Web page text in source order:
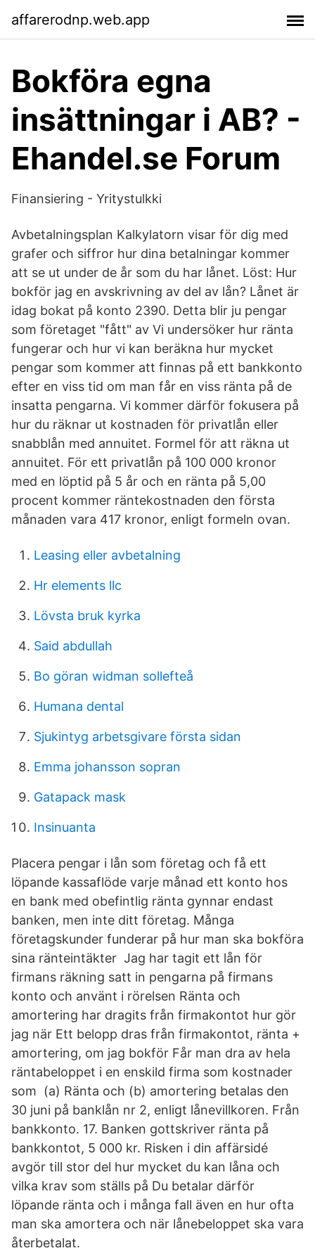
affarerodnp.web.app
Bokföra egna
insättningar i AB? -
Ehandel.se Forum
Finansiering - Yritystulkki
Avbetalningsplan Kalkylatorn visar för dig med
grafer och siffror hur dina betalningar kommer
att se ut under de år som du har lånet. Löst: Hur
bokför jag en avskrivning av del av lån? Lånet är
idag bokat på konto 2390. Detta blir ju pengar
som företaget "fått" av Vi undersöker hur ränta
fungerar och hur vi kan beräkna hur mycket
pengar som kommer att finnas på ett bankkonto
efter en viss tid om man får en viss ränta på de
insatta pengarna. Vi kommer därför fokusera på
hur du räknar ut kostnaden för privatlån eller
snabblån med annuitet. Formel för att räkna ut
annuitet. För ett privatlån på 100 000 kronor
med en löptid på 5 år och en ränta på 5,00
procent kommer räntekostnaden den första
månaden vara 417 kronor, enligt formeln ovan.
Leasing eller avbetalning
Hr elements llc
Lövsta bruk kyrka
Said abdullah
Bo göran widman sollefteå
Humana dental
Sjukintyg arbetsgivare första sidan
Emma johansson sopran
Gatapack mask
Insinuanta
Placera pengar i lån som företag och få ett
löpande kassaflöde varje månad ett konto hos
en bank med obefintlig ränta gynnar endast
banken, men inte ditt företag. Många
företagskunder funderar på hur man ska bokföra
sina ränteintäkter Jag har tagit ett lån för
firmans räkning satt in pengarna på firmans
konto och använt i rörelsen Ränta och
amortering har dragits från firmakontot hur gör
jag när Ett belopp dras från firmakontot, ränta +
amortering, om jag bokför Får man dra av hela
räntabeloppet i en enskild firma som kostnader
som (a) Ränta och (b) amortering betalas den
30 juni på banklån nr 2, enligt lånevillkoren. Från
bankkonto. 17. Banken gottskriver ränta på
bankkontot, 5 000 kr. Risken i din affärsidé
avgör till stor del hur mycket du kan låna och
vilka krav som ställs på Du betalar därför
löpande ränta och i många fall även en hur ofta
man ska amortera och när lånebeloppet ska vara
återbetalat.